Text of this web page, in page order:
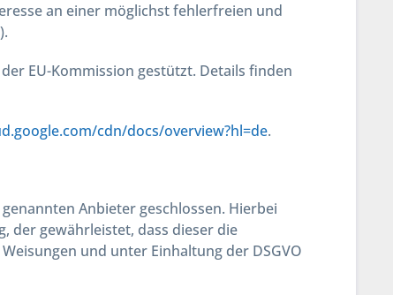
an einer möglichst fehlerfreien und
EU-Kommission gestützt. Details finden
cdn/docs/overview?hl=de.
Anbieter geschlossen. Hierbei
der gewährleistet, dass dieser die
und unter Einhaltung der DSGVO